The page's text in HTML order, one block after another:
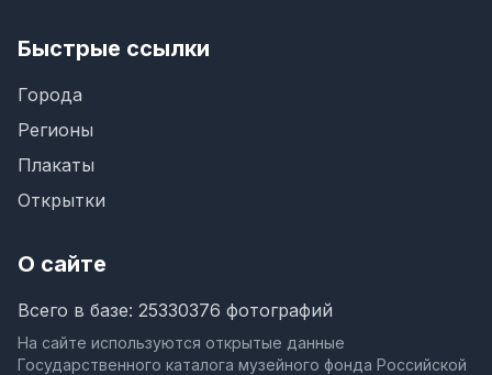
Быстрые ссылки
Города
Регионы
Плакаты
Открытки
О сайте
Всего в базе: 25330376 фотографий
На сайте используются открытые данные
Государственного каталога музейного фонда Российской